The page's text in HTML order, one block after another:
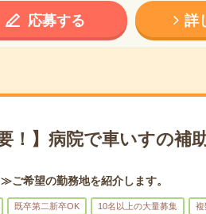
応募する 詳
！】病院で車いすの補
希望の勤務地を紹介します。
既卒第二新卒OK 10名以上の大量募集 複